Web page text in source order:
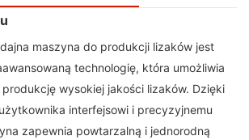
maszyna do produkcji lizaków jest
technologię, która umożliwia
wysokiej jakości lizaków. Dzięki
interfejsowi i precyzyjnemu
zapewnia powtarzalną i jednorodną